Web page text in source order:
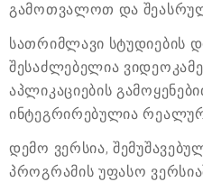
გამოთვალოთ და
სათრიმლავი სტუდიების
შესაძლებელია
აპლიკაციების
ინტეგრირებულია
დემო ვერსია,
პროგრამის უფასო